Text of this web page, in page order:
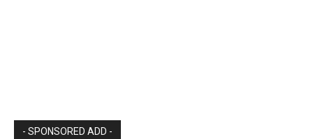
- SPONSORED ADD -